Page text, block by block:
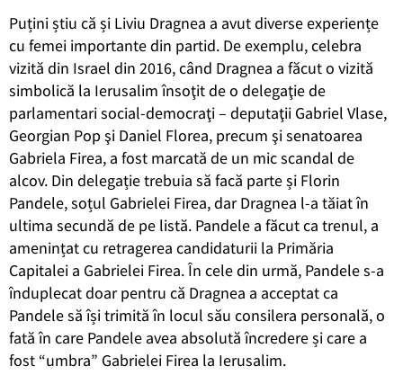
Puțini știu că și Liviu Dragnea a avut diverse experiențe
cu femei importante din partid. De exemplu, celebra
vizită din Israel din 2016, când Dragnea a făcut o vizită
simbolică la Ierusalim însoţit de o delegaţie de
parlamentari social-democraţi – deputaţii Gabriel Vlase,
Georgian Pop şi Daniel Florea, precum şi senatoarea
Gabriela Firea, a fost marcată de un mic scandal de
alcov. Din delegație trebuia să facă parte și Florin
Pandele, soțul Gabrielei Firea, dar Dragnea l-a tăiat în
ultima secundă de pe listă. Pandele a făcut ca trenul, a
amenințat cu retragerea candidaturii la Primăria
Capitalei a Gabrielei Firea. În cele din urmă, Pandele s-a
înduplecat doar pentru că Dragnea a acceptat ca
Pandele să își trimită în locul său consilera personală, o
fată în care Pandele avea absolută încredere și care a
fost “umbra” Gabrielei Firea la Ierusalim.